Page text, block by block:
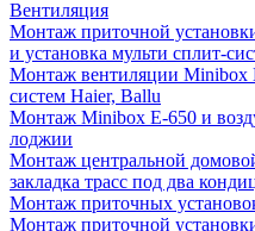
Вентиляция
Монтаж приточной
и установка мульти сплит-
Монтаж вентиляции Minibox
систем Haier, Ballu
Монтаж Minibox E-650 и
лоджии
Монтаж центральной
закладка трасс под два
Монтаж приточных
Монтаж приточной